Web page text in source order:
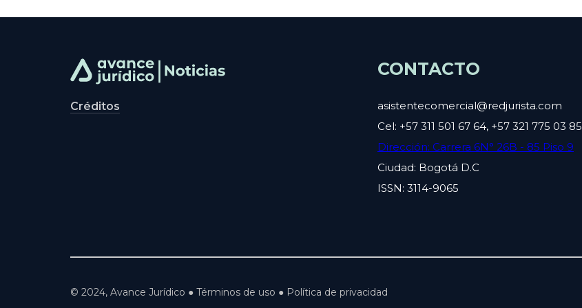
Créditos
CONTACTO
asistentecomercial@redjurista.com
Cel: +57 311 501 67 64, +57 321 775 03 85
Dirección: Carrera 6N° 26B - 85 Piso 9
Ciudad: Bogotá D.C
ISSN: 3114-9065
© 2024, Avance Jurídico ● Términos de uso ● Política de privacidad